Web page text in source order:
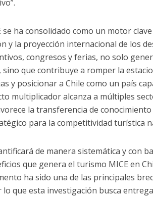
se ha consolidado como un motor
y la proyección internacional de los
congresos y ferias, no solo
sino que contribuye a romper la
y posicionar a Chile como un país
multiplicador alcanza a múltiples
la transferencia de
para la competitividad turística
de manera sistemática y con
que genera el turismo MICE en
ha sido una de las principales
que esta investigación busca